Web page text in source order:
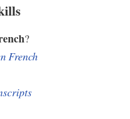
?
French